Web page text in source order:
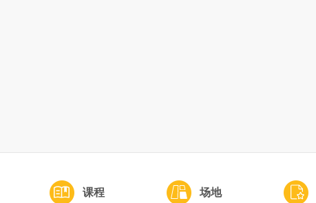
课程 场地